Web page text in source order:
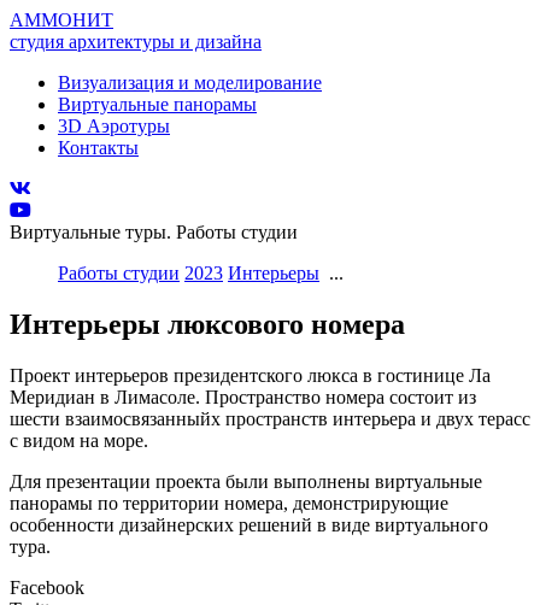
АММОНИТ
студия архитектуры и дизайна
Визуализация и моделирование
Виртуальные панорамы
3D Аэротуры
Контакты
Виртуальные туры. Работы студии
Работы студии 2023 Интерьеры ...
Интерьеры люксового номера
Проект интерьеров президентского люкса в гостинице Ла
Меридиан в Лимасоле. Пространство номера состоит из
шести взаимосвязанныйх пространств интерьера и двух терасс
с видом на море.
Для презентации проекта были выполнены виртуальные
панорамы по территории номера, демонстрирующие
особенности дизайнерских решений в виде виртуального
тура.
Facebook